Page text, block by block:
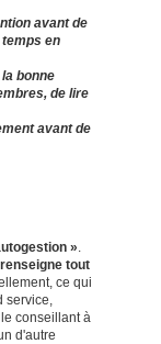
avant de
en
bonne
de lire
avant de
»
tout
ce qui
conseillant à
d'autre